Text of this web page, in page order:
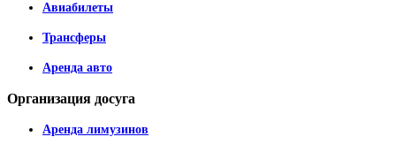
Авиабилеты
Трансферы
Аренда авто
Организация досуга
Аренда лимузинов